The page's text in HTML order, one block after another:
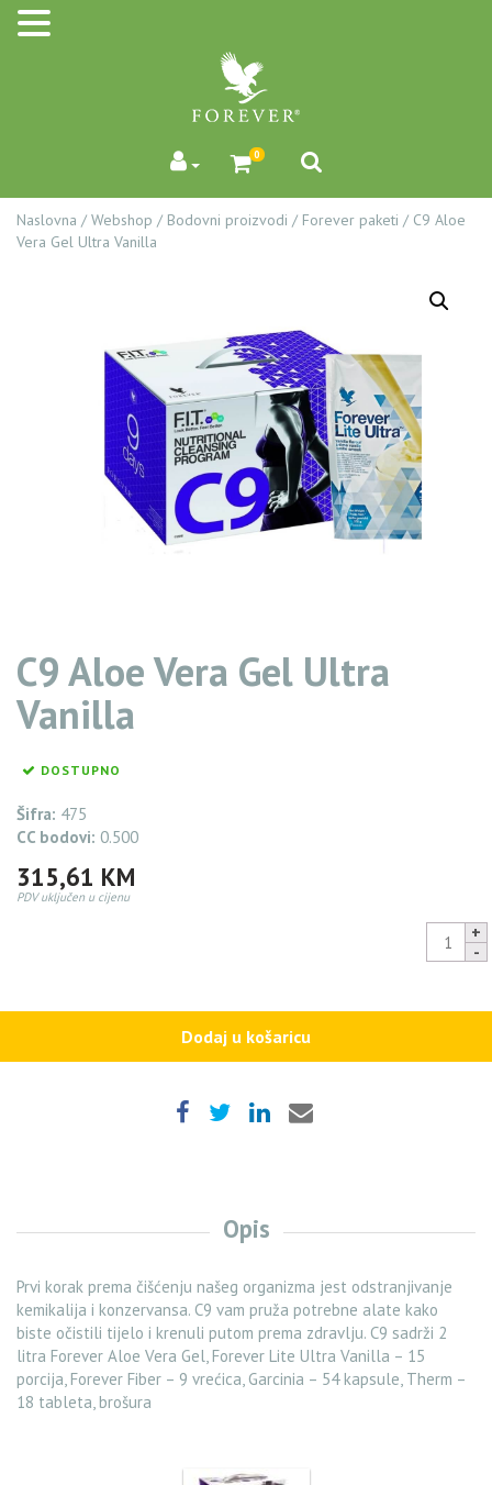
0
Naslovna / Webshop / Bodovni proizvodi / Forever paketi / C9 Aloe
Vera Gel Ultra Vanilla
C9 Aloe Vera Gel Ultra
Vanilla
DOSTUPNO
Šifra: 475
CC bodovi: 0.500
315,61 KM
PDV uključen u cijenu
Aloe
Dodaj u košaricu
Opis
Prvi korak prema čišćenju našeg organizma jest odstranjivanje
kemikalija i konzervansa. C9 vam pruža potrebne alate kako
biste očistili tijelo i krenuli putom prema zdravlju. C9 sadrži 2
litra Forever Aloe Vera Gel, Forever Lite Ultra Vanilla – 15
porcija, Forever Fiber – 9 vrećica, Garcinia – 54 kapsule, Therm –
18 tableta, brošura